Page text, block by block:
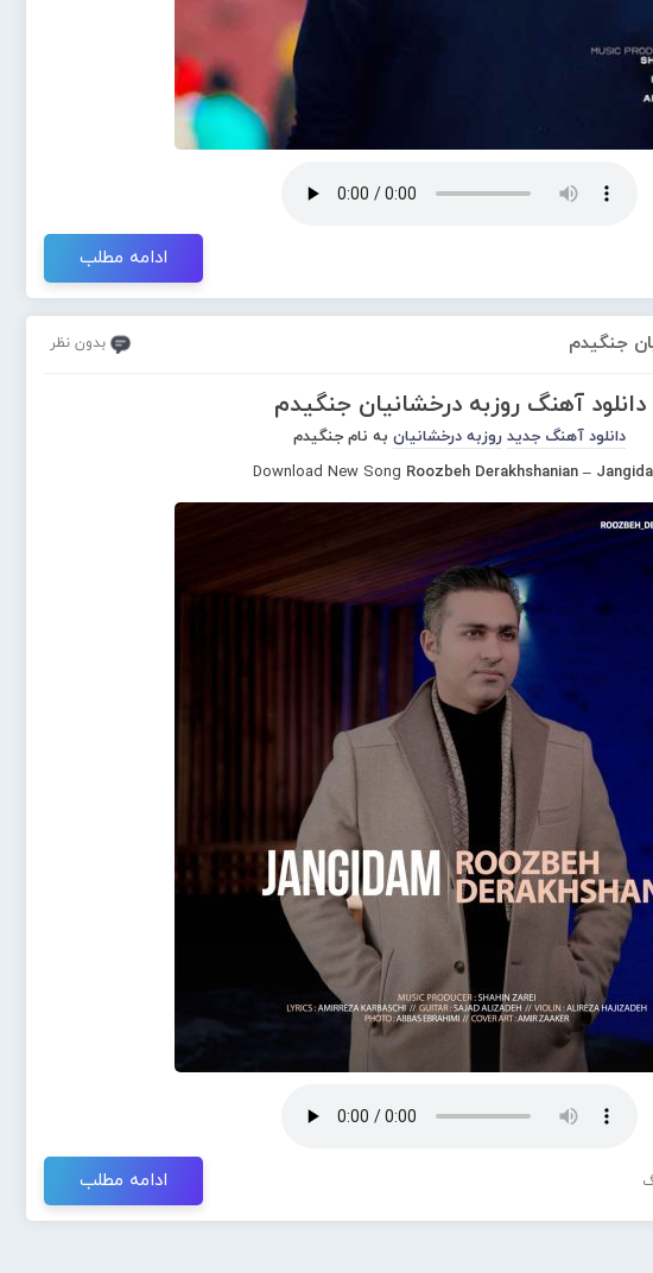
ادامه مطلب
جنگیدم بدون نظر
دانلود آهنگ روزبه درخشانیان جنگیدم
دانلود آهنگ جدید روزبه درخشانیان به نام جنگیدم
Download New Song Roozbeh Derakhshanian –
ادامه مطلب